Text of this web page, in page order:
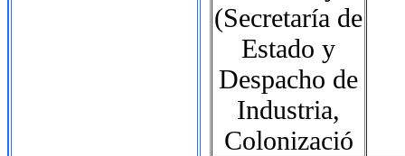
(Secretaría de
Estado y
Despacho de
Industria,
Colonizació